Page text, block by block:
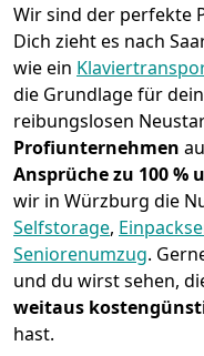
Wir sind der perfekte
Dich zieht es nach
wie ein
die Grundlage für
reibungslosen
Profiunternehmen
Ansprüche zu 100 %
wir in Würzburg die
Selfstorage,
Seniorenumzug.
und du wirst sehen,
weitaus
hast.